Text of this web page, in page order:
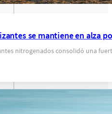
se mantiene en alza
nitrogenados consolidó una